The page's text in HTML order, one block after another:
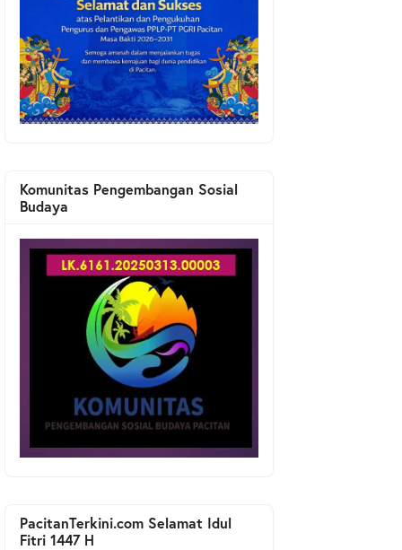
Komunitas Pengembangan Sosial
Budaya
PacitanTerkini.com Selamat Idul
Fitri 1447 H